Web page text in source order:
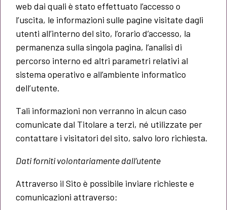
web dai quali è stato effettuato l’accesso o
l’uscita, le informazioni sulle pagine visitate dagli
utenti all’interno del sito, l’orario d’accesso, la
permanenza sulla singola pagina, l’analisi di
percorso interno ed altri parametri relativi al
sistema operativo e all’ambiente informatico
dell’utente.
Tali informazioni non verranno in alcun caso
comunicate dal Titolare a terzi, né utilizzate per
contattare i visitatori del sito, salvo loro richiesta.
Dati forniti volontariamente dall’utente
Attraverso il Sito è possibile inviare richieste e
comunicazioni attraverso: